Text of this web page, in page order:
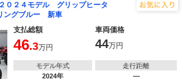
０２４モデル グリップヒータ
ングブルー 新車
支払総額
車両価格
46.3万円 44万円
モデル年式
2024年
走行距離
―